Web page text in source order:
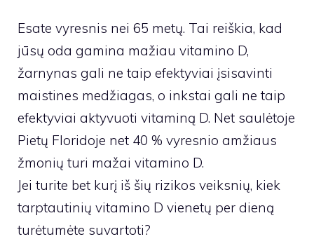
Esate vyresnis nei 65 metų. Tai reiškia, kad
jūsų oda gamina mažiau vitamino D,
žarnynas gali ne taip efektyviai įsisavinti
maistines medžiagas, o inkstai gali ne taip
efektyviai aktyvuoti vitaminą D. Net saulėtoje
Pietų Floridoje net 40 % vyresnio amžiaus
žmonių turi mažai vitamino D.
Jei turite bet kurį iš šių rizikos veiksnių, kiek
tarptautinių vitamino D vienetų per dieną
turėtumėte suvartoti?